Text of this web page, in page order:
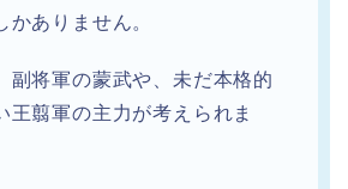
かありません。
副将軍の蒙武や、未だ本格的
王翦軍の主力が考えられま